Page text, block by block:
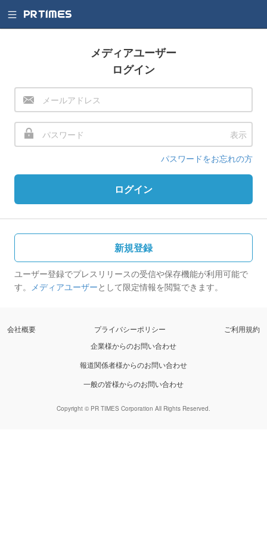
メディアユーザー
ログイン
表示
パスワードをお忘れの方
ログイン
新規登録
ユーザー登録でプレスリリースの受信や保存機能が利用可能で
す。 メディアユーザーとして限定情報を閲覧できます。
会社概要 プライバシーポリシー
ご利用規約
企業様からのお問い合わせ
報道関係者様からのお問い合わせ
一般の皆様からのお問い合わせ
Copyright © PR TIMES Corporation All Rights Reserved.